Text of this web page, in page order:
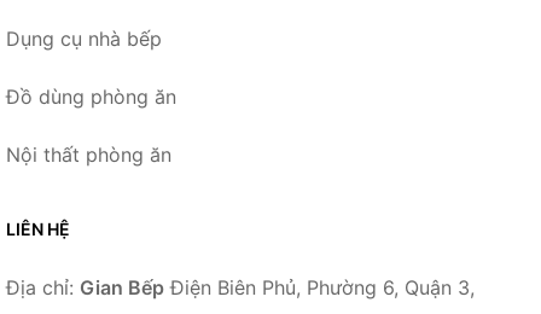
Dụng cụ nhà bếp
Đồ dùng phòng ăn
Nội thất phòng ăn
LIÊN HỆ
Địa chỉ: Gian Bếp Điện Biên Phủ, Phường 6, Quận 3,